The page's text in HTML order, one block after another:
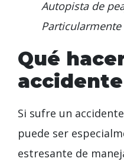
Autopista de
Qué
accidente
Si sufre un
puede ser
estresante de